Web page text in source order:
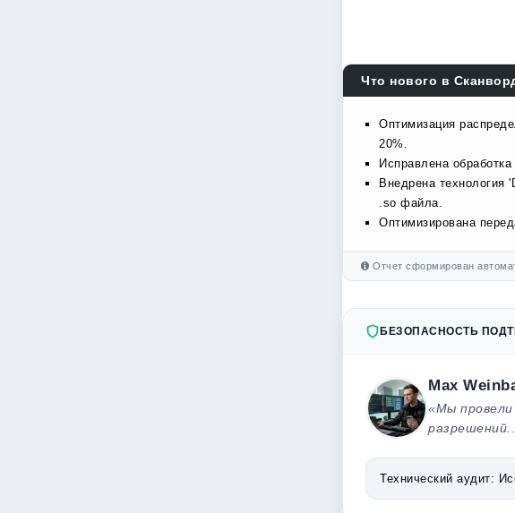
Что нового в
Оптимизация
20%.
Исправлена
Внедрена технология
.so файла.
Оптимизирована
Отчет сформирован
БЕЗОПАСНОСТЬ
Max
«Мы провели
Технический аудит: